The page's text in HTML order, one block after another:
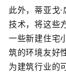
此外，蒂亚戈
技术，将这些
一些新建住宅
筑的环境友好
为建筑行业的